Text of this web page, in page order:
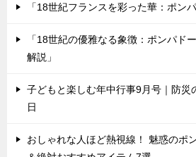
「18世紀フランスを彩った華：ポン
「18世紀の優雅なる象徴：ポンパド
解説」
子どもと楽しむ年中行事9月号｜防災
日
おしゃれな人ほど熱視線！ 魅惑のポ